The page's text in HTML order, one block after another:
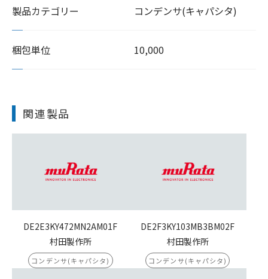
製品カテゴリー コンデンサ(キャパシタ)
梱包単位 10,000
関連製品
DE2E3KY472MN2AM01F
村田製作所
コンデンサ(キャパシタ)
DE2F3KY103MB3BM02F
村田製作所
コンデンサ(キャパシタ)